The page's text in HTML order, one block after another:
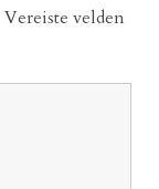
Vereiste velden